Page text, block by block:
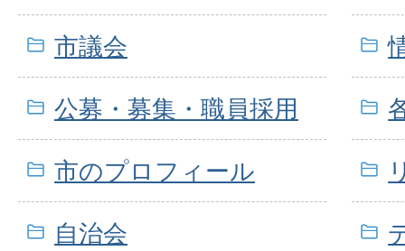
市議会
公募・募集・職員採用
市のプロフィール
自治会